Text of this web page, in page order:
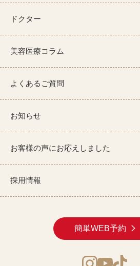
簡単WEB予約
ドクター
美容医療コラム
よくあるご質問
お知らせ
お客様の声にお応えしました
採用情報